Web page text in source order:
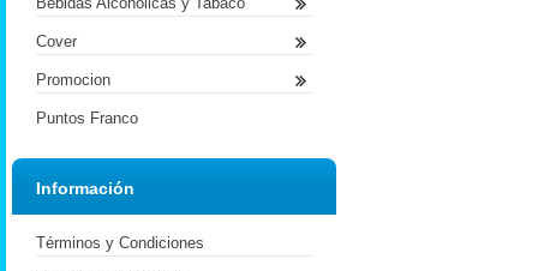
Cover
Promocion
Puntos Franco
Información
Términos y Condiciones